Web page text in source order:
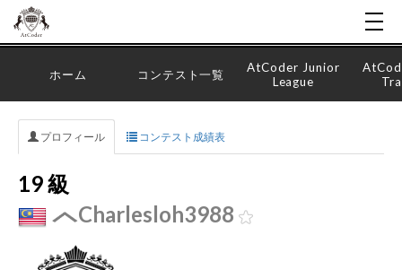
ホーム コンテスト一覧
AtCoder Junior
League
プロフィール コンテスト成績表
19 級
Charlesloh3988